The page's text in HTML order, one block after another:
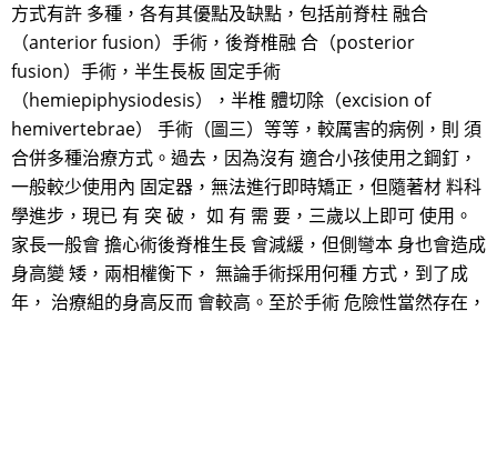
方式有許 多種，各有其優點及缺點，包括前脊柱 融合
（anterior fusion）手術，後脊椎融 合（posterior
fusion）手術，半生長板 固定手術
（hemiepiphysiodesis），半椎 體切除（excision of
hemivertebrae） 手術（圖三）等等，較厲害的病例，則 須
合併多種治療方式。過去，因為沒有 適合小孩使用之鋼釘，
一般較少使用內 固定器，無法進行即時矯正，但隨著材 料科
學進步，現已 有 突 破， 如 有 需 要，三歲以上即可 使用。
家長一般會 擔心術後脊椎生長 會減緩，但側彎本 身也會造成
身高變 矮，兩相權衡下， 無論手術採用何種 方式，到了成
年， 治療組的身高反而 會較高。至於手術 危險性當然存在，